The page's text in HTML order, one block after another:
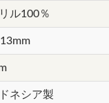
ル100％
ネシア製